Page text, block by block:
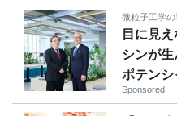
微粒子工学
目に見
シンが
ポテンシ
Sponsored